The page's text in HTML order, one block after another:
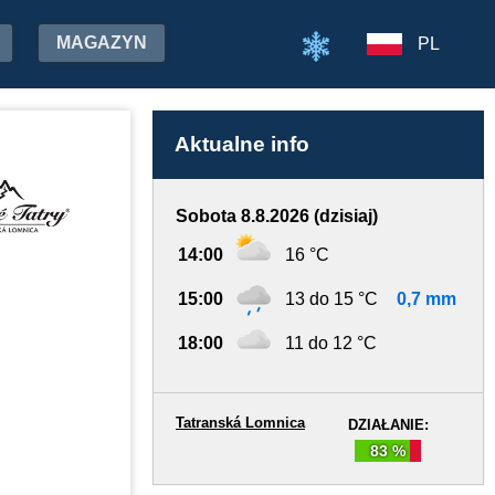
MAGAZYN PL
Aktualne info
Sobota 8.8.2026 (dzisiaj)
14:00 16 °C
15:00 13 do 15 °C 0,7 mm
18:00 11 do 12 °C
DZIAŁANIE:
83 %
Tatranská Lomnica